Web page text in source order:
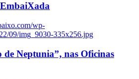
wp-
09/img_9030-335x256.jpg
de Neptunia”, nas Oficinas